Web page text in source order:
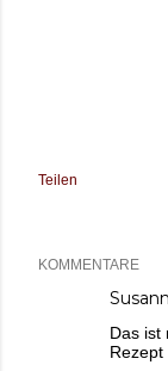
Teilen
KOMMENTARE
Das ist
Rezept